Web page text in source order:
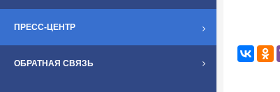
ПРЕСС-ЦЕНТР
ОБРАТНАЯ СВЯЗЬ